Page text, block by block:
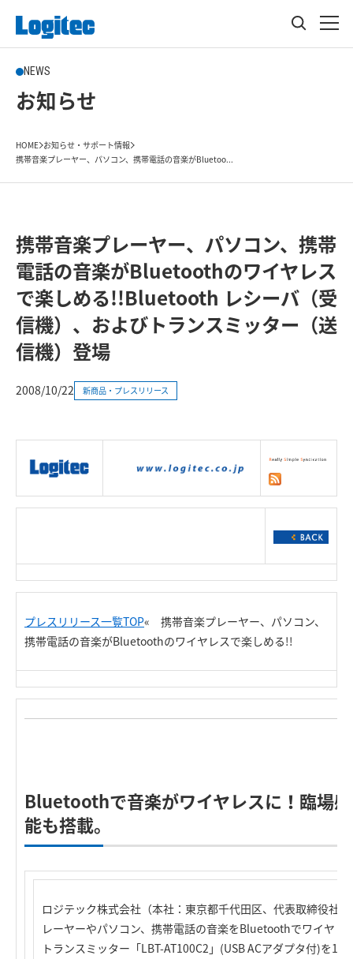
NEWS
お知らせ
HOME お知らせ・サポート情報
携帯音楽プレーヤー、パソコン、携帯電話の音楽がBluetoo...
携帯音楽プレーヤー、パソコン、携帯
電話の音楽がBluetoothのワイヤレス
で楽しめる!!Bluetooth レシーバ（受
信機）、およびトランスミッター（送
信機）登場
2008/10/22 新商品・プレスリリース
プレスリリース一覧TOP« 携帯音楽プレーヤー、パソコン、
携帯電話の音楽がBluetoothのワイヤレスで楽しめる!!
Bluetoothで音楽がワイヤレスに！臨場
能も搭載。
ロジテック株式会社（本社：東京都千代田区、代表取締役社
レーヤーやパソコン、携帯電話の音楽をBluetoothでワイヤ
トランスミッター「LBT-AT100C2」(USB ACアダプタ付)を